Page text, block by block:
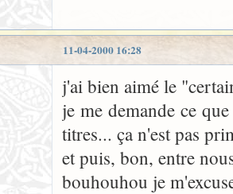
11-04-2000 16:28
j'ai bien aimé le
je me demande ce
titres... ça n'est pas
et puis, bon, entre
bouhouhou je